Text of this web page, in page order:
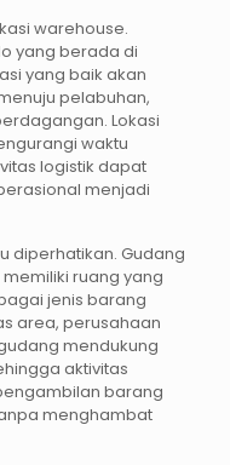
warehouse.
yang berada di
yang baik akan
pelabuhan,
Lokasi
waktu
logistik dapat
menjadi
diperhatikan. Gudang
ruang yang
jenis barang
area, perusahaan
mendukung
aktivitas
barang
menghambat